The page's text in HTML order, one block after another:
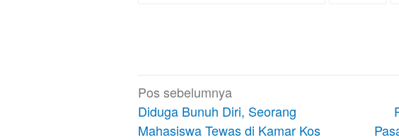
Navigasi
pos
Pos sebelumnya
Diduga Bunuh Diri, Seorang
Mahasiswa Tewas di Kamar Kos